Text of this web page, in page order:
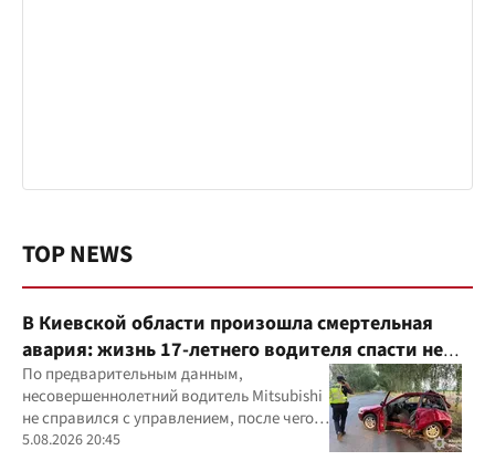
TOP NEWS
В Киевской области произошла смертельная
авария: жизнь 17-летнего водителя спасти не
удалось
По предварительным данным,
несовершеннолетний водитель Mitsubishi
не справился с управлением, после чего
автомобиль врезался в дерево
5.08.2026 20:45